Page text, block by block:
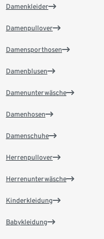
Damenkleider
Damenpullover
Damensporthosen
Damenblusen
Damenunterwäsche
Damenhosen
Damenschuhe
Herrenpullover
Herrenunterwäsche
Kinderkleidung
Babykleidung